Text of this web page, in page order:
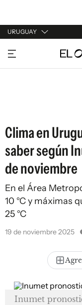
URUGUAY
URUGUAY
ARGENTINA
Clima en
saber según
de noviembre
En el Área
10 °C y máximas
25 °C
19 de noviembre 2025
Inumet